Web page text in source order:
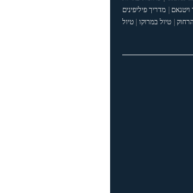
ויטנאם
מדריך פיליפינים
טיול במרוקו
טיול